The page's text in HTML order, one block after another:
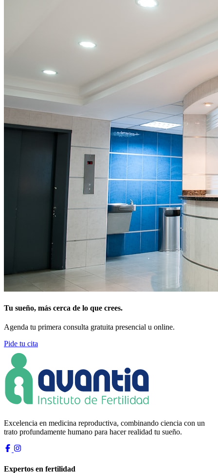
Tu sueño, más cerca de lo que crees.
Agenda tu primera consulta gratuita presencial u online.
Pide tu cita
Excelencia en medicina reproductiva, combinando ciencia con un
trato profundamente humano para hacer realidad tu sueño.
Expertos en fertilidad